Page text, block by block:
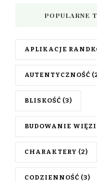
POPULARNE
APLIKACJE
AUTENTYCZNOŚĆ
BLISKOŚĆ (3)
BUDOWANIE WIĘZI
CHARAKTERY (2)
CODZIENNOŚĆ (3)